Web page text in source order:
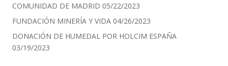
COMUNIDAD DE MADRID 05/22/2023
FUNDACIÓN MINERÍA Y VIDA 04/26/2023
DONACIÓN DE HUMEDAL POR HOLCIM ESPAÑA
03/19/2023